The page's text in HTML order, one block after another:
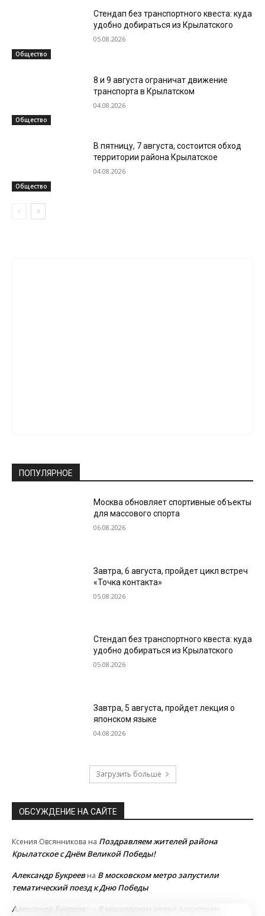
Общество
Стендап без транспортного квеста: куда
удобно добираться из Крылатского
05.08.2026
Общество
8 и 9 августа ограничат движение
транспорта в Крылатском
04.08.2026
Общество
В пятницу, 7 августа, состоится обход
территории района Крылатское
04.08.2026
ПОПУЛЯРНОЕ
Москва обновляет спортивные объекты
для массового спорта
06.08.2026
Завтра, 6 августа, пройдет цикл встреч
«Точка контакта»
05.08.2026
Стендап без транспортного квеста: куда
удобно добираться из Крылатского
05.08.2026
Завтра, 5 августа, пройдет лекция о
японском языке
04.08.2026
Загрузить больше
ОБСУЖДЕНИЕ НА САЙТЕ
Ксения Овсянникова на Поздравляем жителей района
Крылатское с Днём Великой Победы!
Александр Букреевна В московском метро запустили
тематический поезд к Дню Победы
Александр Букреев
В московском метро запустили